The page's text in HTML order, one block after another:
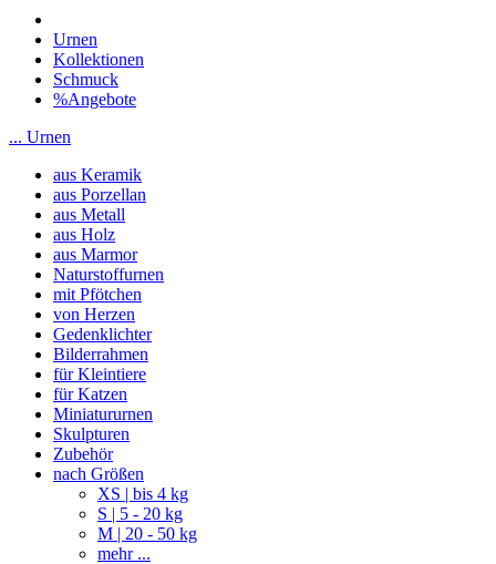
Urnen
Kollektionen
Schmuck
%Angebote
... Urnen
aus Keramik
aus Porzellan
aus Metall
aus Holz
aus Marmor
Naturstoffurnen
mit Pfötchen
von Herzen
Gedenklichter
Bilderrahmen
für Kleintiere
für Katzen
Miniatururnen
Skulpturen
Zubehör
nach Größen
XS | bis 4 kg
S | 5 - 20 kg
M | 20 - 50 kg
mehr ...